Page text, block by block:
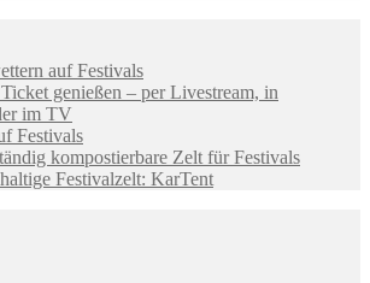
auf Festivals
genießen – per Livestream, in
im TV
Festivals
kompostierbare Zelt für Festivals
Festivalzelt: KarTent